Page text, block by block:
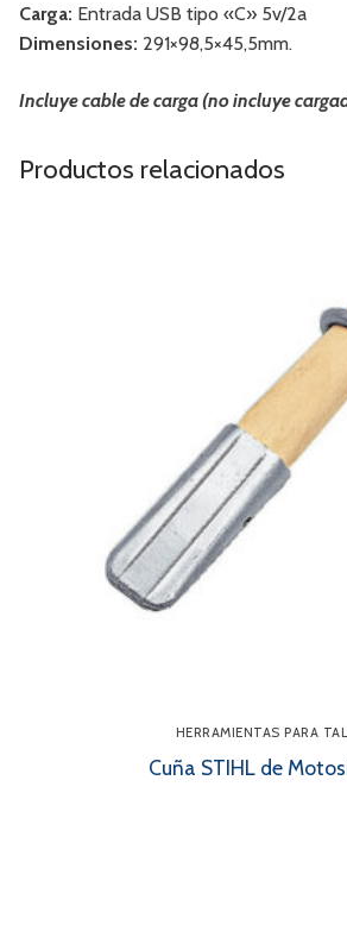
Carga: Entrada USB tipo «C» 5v/2a
Dimensiones: 291×98,5×45,5mm.
Incluye cable de carga (no incluye
Productos relacionados
HERRAMIENTAS PARA
Cuña STIHL de